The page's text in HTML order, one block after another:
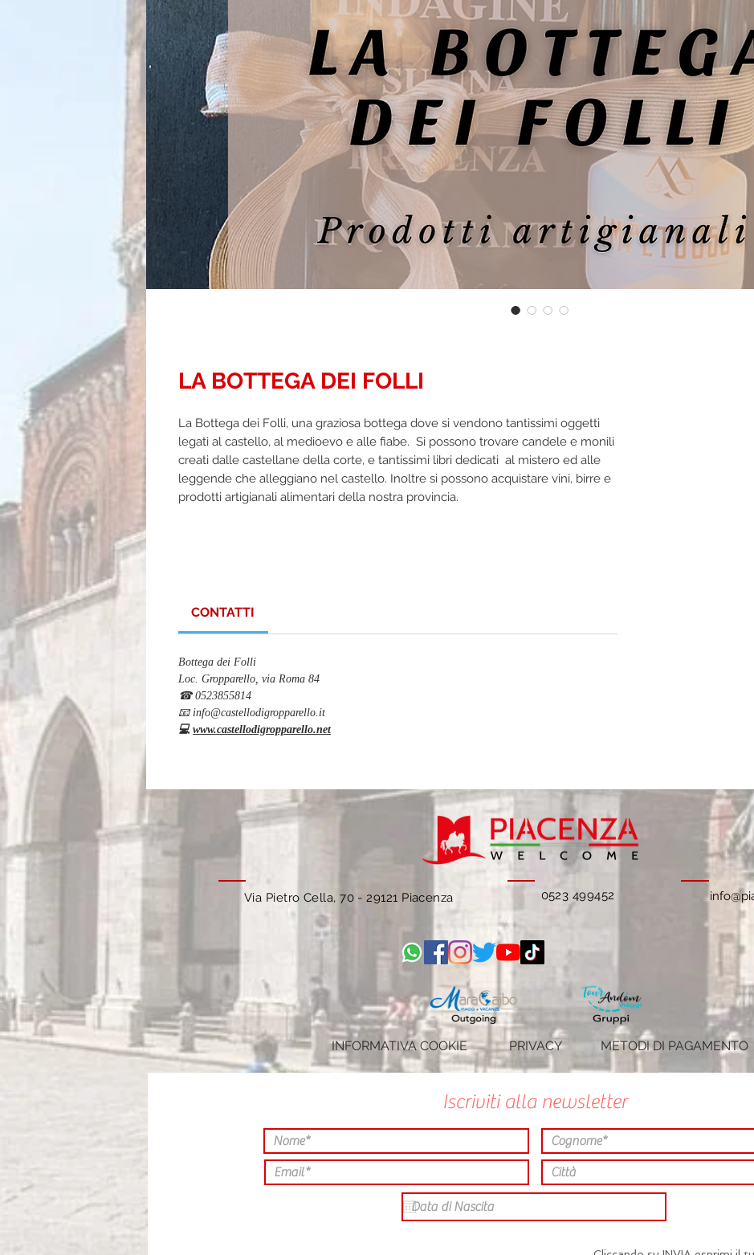
LA BOTTEGA DEI FOLLI
La Bottega dei Folli, una graziosa bottega dove si vendono tantissimi oggetti
legati al castello, al medioevo e alle fiabe. Si possono trovare candele e monili
creati dalle castellane della corte, e tantissimi libri dedicati al mistero ed alle
leggende che alleggiano nel castello. Inoltre si possono acquistare vini, birre e
prodotti artigianali alimentari della nostra provincia.
CONTATTI
Bottega dei Folli
Loc. Gropparello, via Roma 84
☎ 0523855814
📧 info@castellodigropparello.it
💻 www.castellodigropparello.net
Via Pietro Cella, 70 - 29121 Piacenza 0523 499452
INFORMATIVA COOKIEPRIVACY METODI DI PAGAMENTO
Iscriviti alla newsletter